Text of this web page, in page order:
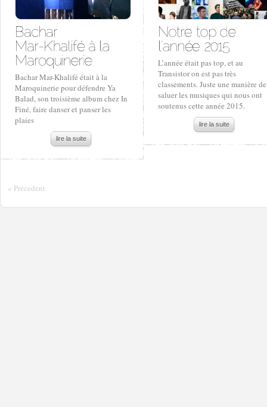
Bachar Mar-Khalifé était à la
Maroquinerie pour défendre Ya
Balad, son troisième album chez In
Finé, faire danser et panser les
plaies
lire la suite
L’année était pas top, et au
Transistor on est pas très
classements. Juste une manière de
saluer les musiques qui nous ont
soutenus cette année 2015.
lire la suite
« Précedent